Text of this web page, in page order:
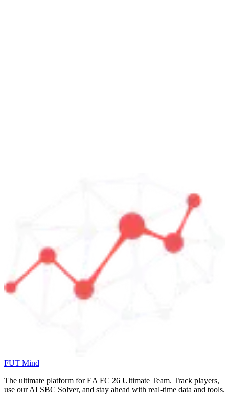
FUT Mind
The ultimate platform for EA FC 26 Ultimate Team. Track players,
use our AI SBC Solver, and stay ahead with real-time data and tools.